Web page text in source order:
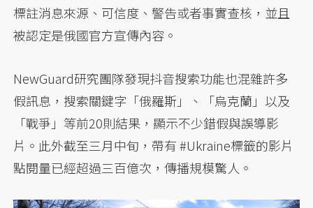
標註消息來源、可信度、警告或者事實查核，並且
被認定是俄國官方宣傳內容。
NewGuard研究團隊發現抖音搜索功能也混雜許多
假訊息，搜索關鍵字「俄羅斯」、「烏克蘭」以及
「戰爭」等前20則結果，顯示不少錯假與誤導影
片。此外截至三月中旬，帶有 #Ukraine標籤的影片
點閱量已經超過三百億次，傳播規模驚人。